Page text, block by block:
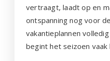
vertraagt, laadt op en
ontspanning nog voor
vakantieplannen
begint het seizoen vaak